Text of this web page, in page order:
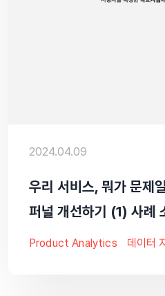
2024.04.09
우리 서비스, 뭐가 문제
퍼널 개선하기 (1) 사례
Product Analytics 데이터